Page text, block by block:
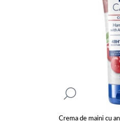
Crema de maini cu